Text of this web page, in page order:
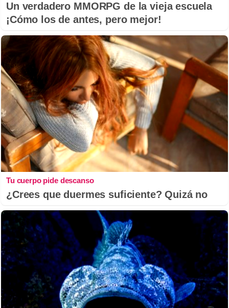
Un verdadero MMORPG de la vieja escuela
¡Cómo los de antes, pero mejor!
Tu cuerpo pide descanso
¿Crees que duermes suficiente? Quizá no